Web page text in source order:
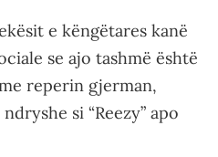
e këngëtares kanë
se ajo tashmë është
reperin gjerman,
si “Reezy” apo